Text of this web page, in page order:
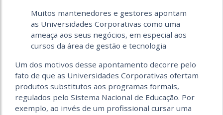
Muitos mantenedores e gestores apontam
as Universidades Corporativas como uma
ameaça aos seus negócios, em especial aos
cursos da área de gestão e tecnologia
Um dos motivos desse apontamento decorre pelo
fato de que as Universidades Corporativas ofertam
produtos substitutos aos programas formais,
regulados pelo Sistema Nacional de Educação. Por
exemplo, ao invés de um profissional cursar uma